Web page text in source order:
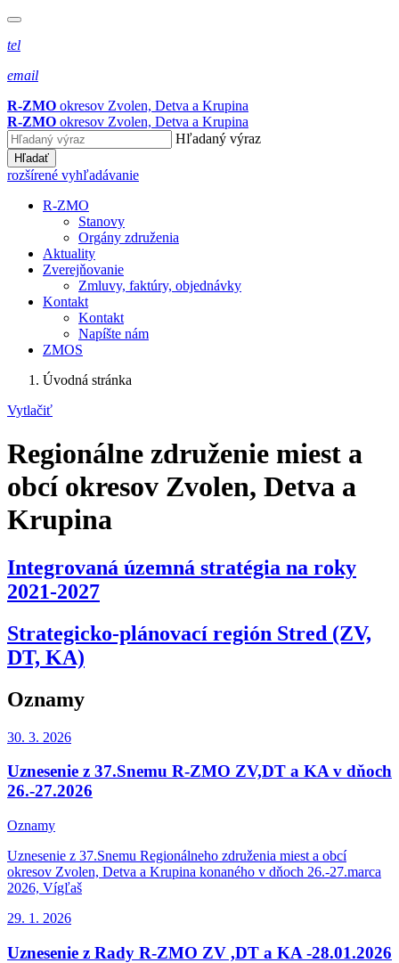
tel
email
R-ZMO okresov Zvolen, Detva a Krupina
R-ZMO okresov Zvolen, Detva a Krupina
Hľadaný výraz
Hľadať
rozšírené vyhľadávanie
R-ZMO
Stanovy
Orgány združenia
Aktuality
Zverejňovanie
Zmluvy, faktúry, objednávky
Kontakt
Kontakt
Napíšte nám
ZMOS
Úvodná stránka
Vytlačiť
Regionálne združenie miest a
obcí okresov Zvolen, Detva a
Krupina
Integrovaná územná stratégia na roky
2021-2027
Strategicko-plánovací región Stred (ZV,
DT, KA)
Oznamy
30. 3. 2026
Uznesenie z 37.Snemu R-ZMO ZV,DT a KA v dňoch
26.-27.2026
Oznamy
Uznesenie z 37.Snemu Regionálneho združenia miest a obcí
okresov Zvolen, Detva a Krupina konaného v dňoch 26.-27.marca
2026, Vígľaš
29. 1. 2026
Uznesenie z Rady R-ZMO ZV ,DT a KA -28.01.2026